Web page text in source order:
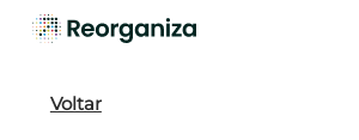
Skip
contentVoltar